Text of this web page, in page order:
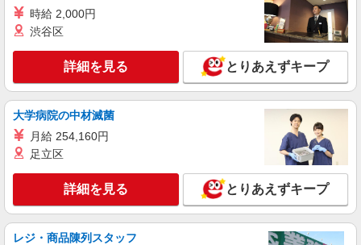
愛知県名古屋市中村区／最寄駅：名古屋駅、国
際センター駅
キープ 詳細を見る
派遣社員
データ入力や書類確認などの事務
時給1,550円 ※当社規定あり ※名駅・本山そ
れぞれの出社実績分で計算
愛知県名古屋市中村区／最寄駅：名古屋駅 ※
時給 2,000円
渋谷区
詳細を見る とりあえずキープ
大学病院の中材滅菌
月給 254,160円
足立区
詳細を見る とりあえずキープ
レジ・商品陳列スタッフ